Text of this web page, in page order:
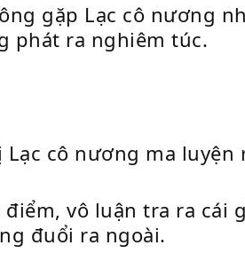
gặp Lạc cô nương
phát ra nghiêm túc.
cô nương ma luyện
vô luận tra ra cái
đuổi ra ngoài.